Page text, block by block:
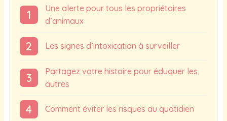
Une alerte pour tous les propriétaires
d’animaux
Les signes d’intoxication à surveiller
Partagez votre histoire pour éduquer les
autres
Comment éviter les risques au quotidien